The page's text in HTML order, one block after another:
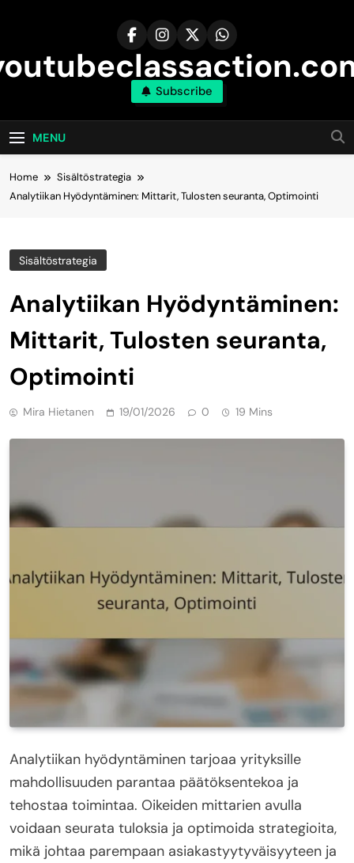
Subscribe
MENU
Home
Sisältöstrategia
Analytiikan Hyödyntäminen: Mittarit, Tulosten seuranta, Optimointi
Sisältöstrategia
Analytiikan Hyödyntäminen:
Mittarit, Tulosten seuranta,
Optimointi
Mira Hietanen 19/01/2026 0 19 Mins
Analytiikan hyödyntäminen tarjoaa yrityksille
mahdollisuuden parantaa päätöksentekoa ja
tehostaa toimintaa. Oikeiden mittarien avulla
voidaan seurata tuloksia ja optimoida strategioita,
mikä johtaa parempaan asiakastyytyväisyyteen ja